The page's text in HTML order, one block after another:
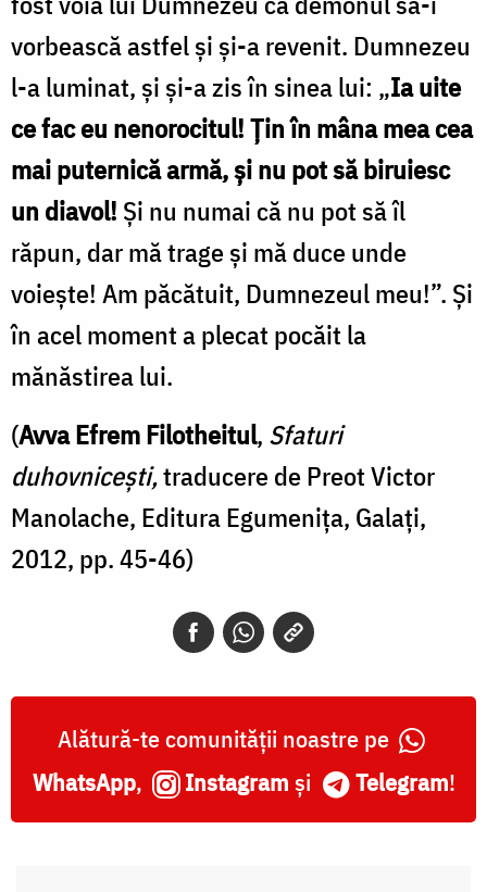
vorbească astfel și și-a revenit. Dumnezeu
l-a luminat, și și-a zis în sinea lui: „Ia uite
ce fac eu nenorocitul! Țin în mâna mea cea
mai puternică armă, și nu pot să biruiesc
un diavol! Și nu numai că nu pot să îl
răpun, dar mă trage și mă duce unde
voiește! Am păcătuit, Dumnezeul meu!”. Și
în acel moment a plecat pocăit la
mănăstirea lui.
(Avva Efrem Filotheitul, Sfaturi
duhovnicești,traducere de Preot Victor
Manolache, Editura Egumenița, Galați,
2012, pp. 45-46)
Alătură-te comunității noastre pe
WhatsApp, Instagram și Telegram!